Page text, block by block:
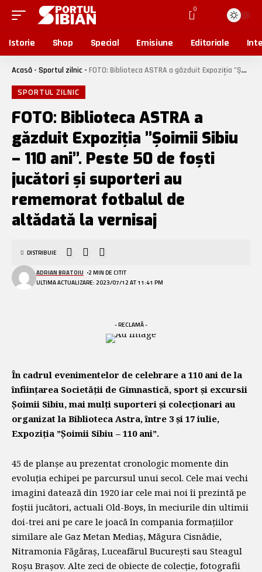
0
Istorie Shop Special Emisiune Editoriale
Acasă - Sportul zilnic - FOTO: Biblioteca ASTRA a găzduit Expoziția ”Șoimii Sibiu – 110 ani”. Peste 50 de foști jucători și suporteri au rememorat fotbalul de altădată la vernisaj
SPORTUL ZILNIC
FOTO: Biblioteca ASTRA a
găzduit Expoziția ”Șoimii Sibiu
– 110 ani”. Peste 50 de foști
jucători și suporteri au
rememorat fotbalul de
altădată la vernisaj
ULTIMA ACTUALIZARE: 2023/07/12 AT 11:41 PM
ADRIAN BRATOIU 2 MIN DE CITIT
DISTRIBUIE
- RECLAMĂ -
În cadrul evenimentelor de celebrare a 110 ani de la
înființarea Societății de Gimnastică, sport și excursii
Șoimii Sibiu, mai mulți suporteri și colecționari au
organizat la Biblioteca Astra, între 3 și 17 iulie,
Expoziția ”Șoimii Sibiu – 110 ani”.
45 de planșe au prezentat cronologic momente din
evoluția echipei pe parcursul unui secol. Cele mai vechi
imagini datează din 1920 iar cele mai noi îi prezintă pe
foștii jucători, actuali Old-Boys, în meciurile din ultimii
doi-trei ani pe care le joacă în compania formațiilor
similare ale Gaz Metan Mediaș, Măgura Cisnădie,
Nitramonia Făgăraș, Luceafărul București sau Steagul
Roșu Brașov. Alte zeci de obiecte de colecție, fotografii